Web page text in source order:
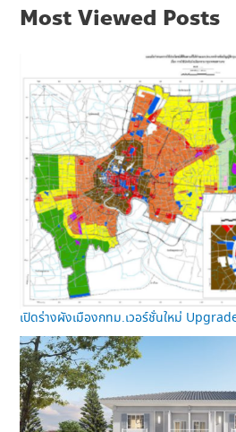
Most Viewed Posts
เปิดร่างผังเมืองกทม.เวอร์ชั่นใหม่